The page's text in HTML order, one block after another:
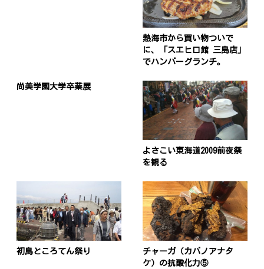
熱海市から買い物ついで
に、「スエヒロ館 三島店」
でハンバーグランチ。
尚美学園大学卒業展
よさこい東海道2009前夜祭
を観る
初島ところてん祭り
チャーガ（カバノアナタ
ケ）の抗酸化力⑤